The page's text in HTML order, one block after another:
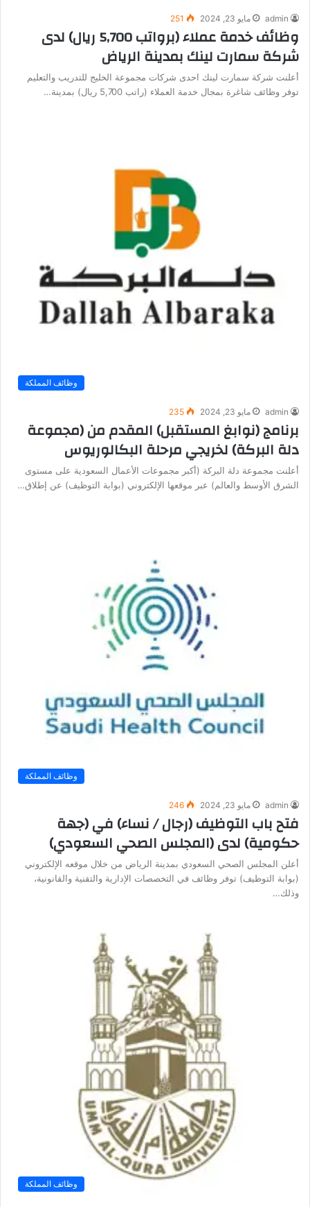
admin مايو 23, 2024 251
وظائف خدمة عملاء (برواتب 5,700 ريال) لدى
شركة سمارت لينك بمدينة الرياض
أعلنت شركة سمارت لينك احدى شركات مجموعة الخليج للتدريب والتعليم
توفر وظائف شاغرة بمجال خدمة العملاء (راتب 5,700 ريال) بمدينة…
وظائف المملكة
admin مايو 23, 2024 235
برنامج (نوابغ المستقبل) المقدم من (مجموعة
دلة البركة) لخريجي مرحلة البكالوريوس
أعلنت مجموعة دلة البركة (أكبر مجموعات الأعمال السعودية على مستوى
الشرق الأوسط والعالم) عبر موقعها الإلكتروني (بوابة التوظيف) عن إطلاق…
وظائف المملكة
admin مايو 23, 2024 246
فتح باب التوظيف (رجال / نساء) في (جهة
حكومية) لدى (المجلس الصحي السعودي)
أعلن المجلس الصحي السعودي بمدينة الرياض من خلال موقعه الإلكتروني
(بوابة التوظيف) توفر وظائف في التخصصات الإدارية والتقنية والقانونية،
وذلك…
وظائف المملكة